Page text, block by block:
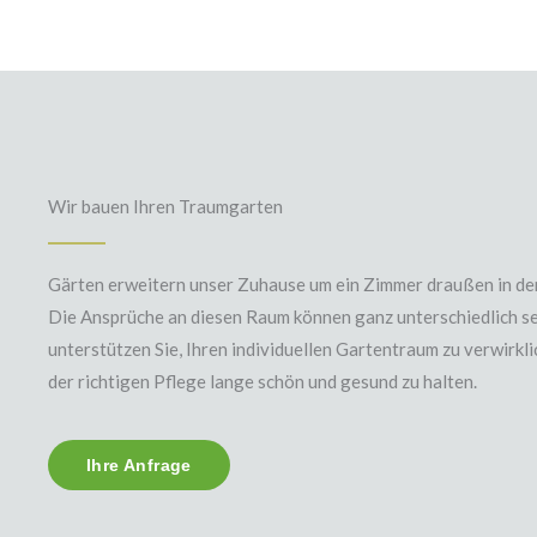
Wir bauen Ihren Traumgarten
Gärten erweitern unser Zuhause um ein Zimmer draußen in
Die Ansprüche an diesen Raum können ganz unterschiedlich
unterstützen Sie, Ihren individuellen Gartentraum zu
der richtigen Pflege lange schön und gesund zu halten.
Ihre Anfrage